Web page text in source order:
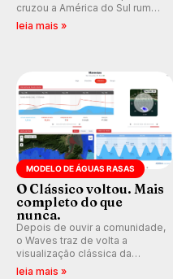
cruzou a América do Sul rumo
ao Pacífico em uma jornada
leia mais »
MODELO DE ÁGUAS RASAS
O Clássico voltou. Mais
completo do que
nunca.
Depois de ouvir a comunidade,
o Waves traz de volta a
visualização clássica da
previsão de águas rasas,
leia mais »